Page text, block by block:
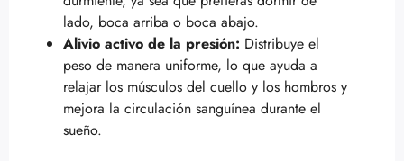
lado, boca arriba o boca abajo.
Alivio activo de la presión: Distribuye el
peso de manera uniforme, lo que ayuda a
relajar los músculos del cuello y los hombros y
mejora la circulación sanguínea durante el
sueño.